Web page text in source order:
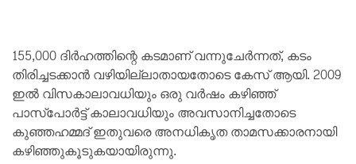
155,000 ദിർഹത്തിന്റെ കടമാണ് വന്നുചേർന്നത്, കടം
തിരിച്ചടക്കാൻ വഴിയില്ലാതായതോടെ കേസ് ആയി. 2009
ഇൽ വിസകാലാവധിയും ഒരു വർഷം കഴിഞ്ഞ്
പാസ്പോർട്ട് കാലാവധിയും അവസാനിച്ചതോടെ
കുഞ്ഞഹമ്മദ് ഇതുവരെ അനധികൃത താമസക്കാരനായി
കഴിഞ്ഞുകൂടുകയായിരുന്നു.